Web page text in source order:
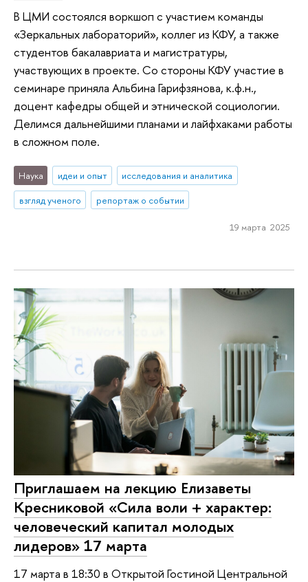
В ЦМИ состоялся воркшоп с участием команды
«Зеркальных лабораторий», коллег из КФУ, а также
студентов бакалавриата и магистратуры,
участвующих в проекте. Со стороны КФУ участие в
семинаре приняла Альбина Гарифзянова, к.ф.н.,
доцент кафедры общей и этнической социологии.
Делимся дальнейшими планами и лайфхаками работы
в сложном поле.
Наука идеи и опыт
исследования и аналитика
взгляд ученого
репортаж о событии
19 марта 2025
Приглашаем на лекцию Елизаветы
Кресниковой «Сила воли + характер:
человеческий капитал молодых
лидеров» 17 марта
17 марта в 18:30 в Открытой Гостиной Центральной